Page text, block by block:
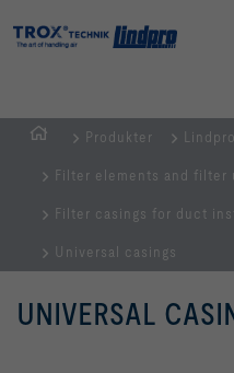
Produkter Lindpro
Filter elements and filter
Filter casings for duct
Universal casings
UNIVERSAL